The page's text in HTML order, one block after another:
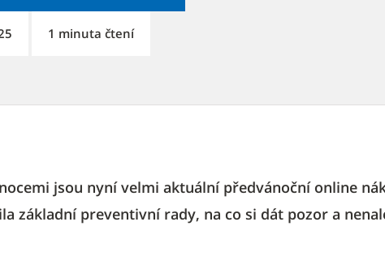
1 minuta čtení
jsou nyní velmi aktuální předvánoční online
základní preventivní rady, na co si dát pozor a